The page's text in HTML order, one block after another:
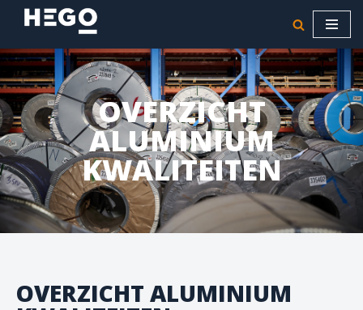
naar
de
inhoud
OVERZICHT
ALUMINIUM
KWALITEITEN
OVERZICHT ALUMINIUM